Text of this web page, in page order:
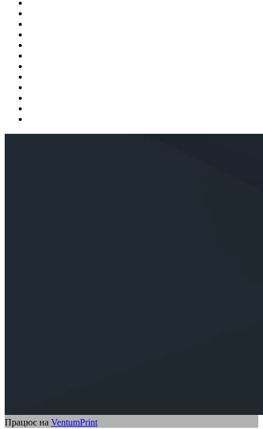
Працює на VentumPrint